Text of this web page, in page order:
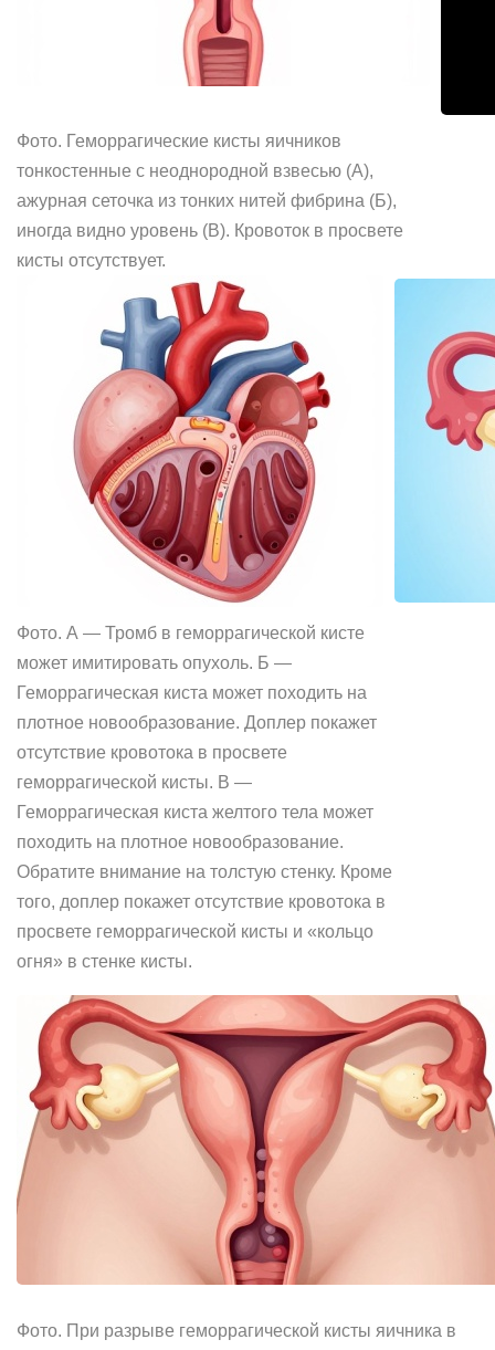
Фото. Геморрагические кисты яичников
тонкостенные с неоднородной взвесью (А),
ажурная сеточка из тонких нитей фибрина (Б),
иногда видно уровень (В). Кровоток в просвете
кисты отсутствует.
Фото. А — Тромб в геморрагической кисте
может имитировать опухоль. Б —
Геморрагическая киста может походить на
плотное новообразование. Доплер покажет
отсутствие кровотока в просвете
геморрагической кисты. В —
Геморрагическая киста желтого тела может
походить на плотное новообразование.
Обратите внимание на толстую стенку. Кроме
того, доплер покажет отсутствие кровотока в
просвете геморрагической кисты и «кольцо
огня» в стенке кисты.
Фото. При разрыве геморрагической кисты яичника в